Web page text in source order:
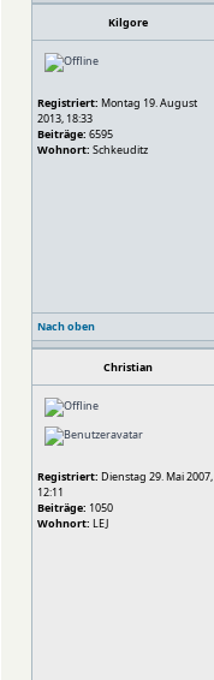
Kilgore
Registriert: Montag 19. August
2013, 18:33
Beiträge: 6595
Wohnort: Schkeuditz
Nach oben
Christian
Registriert: Dienstag 29. Mai 2007,
12:11
Beiträge: 1050
Wohnort: LEJ